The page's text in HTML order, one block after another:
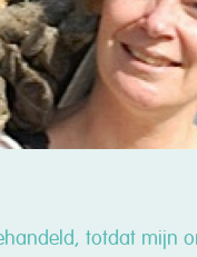
totdat mijn